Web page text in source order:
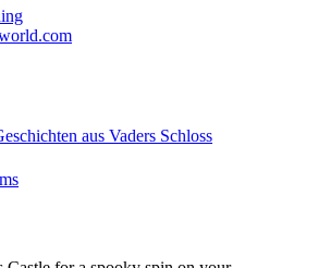
aus Vaders Schloss